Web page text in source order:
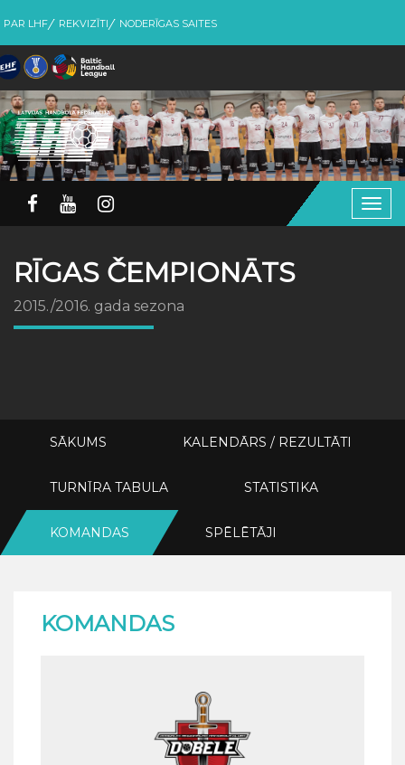
PAR LHF REKVIZĪTI NODERĪGAS SAITES
RĪGAS ČEMPIONĀTS
2015./2016. gada sezona
SĀKUMS KALENDĀRS / REZULTĀTI
TURNĪRA TABULA STATISTIKA
KOMANDAS SPĒLĒTĀJI
KOMANDAS